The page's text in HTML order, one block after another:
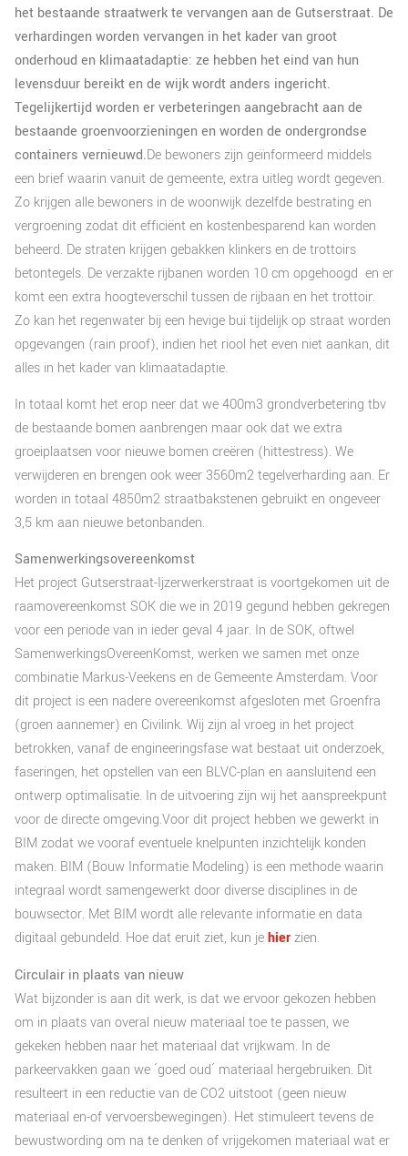
het bestaande straatwerk te vervangen aan de Gutserstraat. De
verhardingen worden vervangen in het kader van groot
onderhoud en klimaatadaptie: ze hebben het eind van hun
levensduur bereikt en de wijk wordt anders ingericht.
Tegelijkertijd worden er verbeteringen aangebracht aan de
bestaande groenvoorzieningen en worden de ondergrondse
containers vernieuwd.De bewoners zijn geïnformeerd middels
een brief waarin vanuit de gemeente, extra uitleg wordt gegeven.
Zo krijgen alle bewoners in de woonwijk dezelfde bestrating en
vergroening zodat dit efficiënt en kostenbesparend kan worden
beheerd. De straten krijgen gebakken klinkers en de trottoirs
betontegels. De verzakte rijbanen worden 10 cm opgehoogd en er
komt een extra hoogteverschil tussen de rijbaan en het trottoir.
Zo kan het regenwater bij een hevige bui tijdelijk op straat worden
opgevangen (rain proof), indien het riool het even niet aankan, dit
alles in het kader van klimaatadaptie.
In totaal komt het erop neer dat we 400m3 grondverbetering tbv
de bestaande bomen aanbrengen maar ook dat we extra
groeiplaatsen voor nieuwe bomen creëren (hittestress). We
verwijderen en brengen ook weer 3560m2 tegelverharding aan. Er
worden in totaal 4850m2 straatbakstenen gebruikt en ongeveer
3,5 km aan nieuwe betonbanden.
Samenwerkingsovereenkomst
Het project Gutserstraat-Ijzerwerkerstraat is voortgekomen uit de
raamovereenkomst SOK die we in 2019 gegund hebben gekregen
voor een periode van in ieder geval 4 jaar. In de SOK, oftwel
SamenwerkingsOvereenKomst, werken we samen met onze
combinatie Markus-Veekens en de Gemeente Amsterdam. Voor
dit project is een nadere overeenkomst afgesloten met Groenfra
(groen aannemer) en Civilink. Wij zijn al vroeg in het project
betrokken, vanaf de engineeringsfase wat bestaat uit onderzoek,
faseringen, het opstellen van een BLVC-plan en aansluitend een
ontwerp optimalisatie. In de uitvoering zijn wij het aanspreekpunt
voor de directe omgeving.Voor dit project hebben we gewerkt in
BIM zodat we vooraf eventuele knelpunten inzichtelijk konden
maken. BIM (Bouw Informatie Modeling) is een methode waarin
integraal wordt samengewerkt door diverse disciplines in de
bouwsector. Met BIM wordt alle relevante informatie en data
digitaal gebundeld. Hoe dat eruit ziet, kun jehierzien.
Circulair in plaats van nieuw
Wat bijzonder is aan dit werk, is dat we ervoor gekozen hebben
om in plaats van overal nieuw materiaal toe te passen, we
gekeken hebben naar het materiaal dat vrijkwam. In de
parkeervakken gaan we ´goed oud´ materiaal hergebruiken. Dit
resulteert in een reductie van de CO2 uitstoot (geen nieuw
materiaal en-of vervoersbewegingen). Het stimuleert tevens de
bewustwording om na te denken of vrijgekomen materiaal wat er